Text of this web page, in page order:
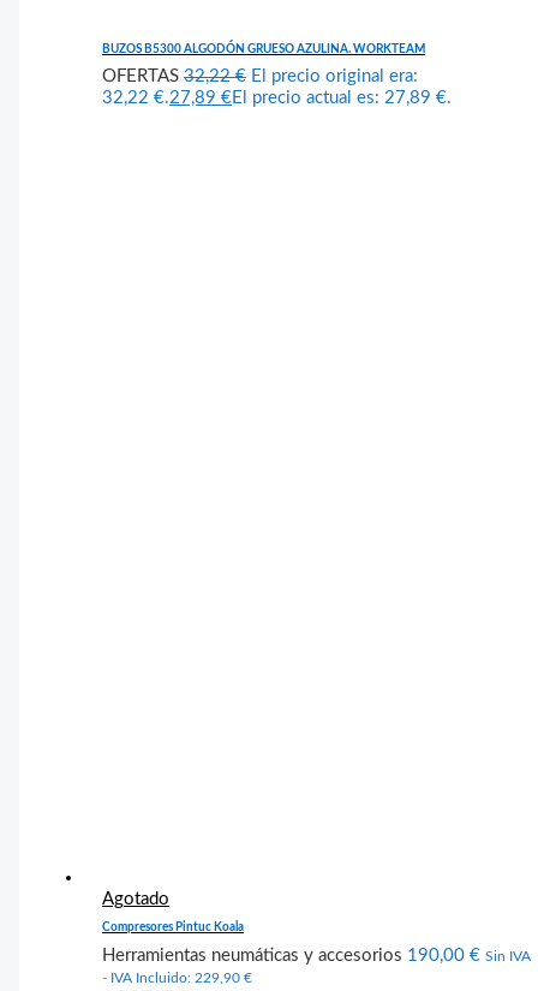
BUZOS B5300 ALGODÓN GRUESO AZULINA. WORKTEAM
OFERTAS32,22€ El precio original era:
32,22 €.27,89€El precio actual es: 27,89 €.
Agotado
Compresores Pintuc Koala
Herramientas neumáticas y accesorios 190,00€ Sin IVA
- IVA Incluido: 229,90€